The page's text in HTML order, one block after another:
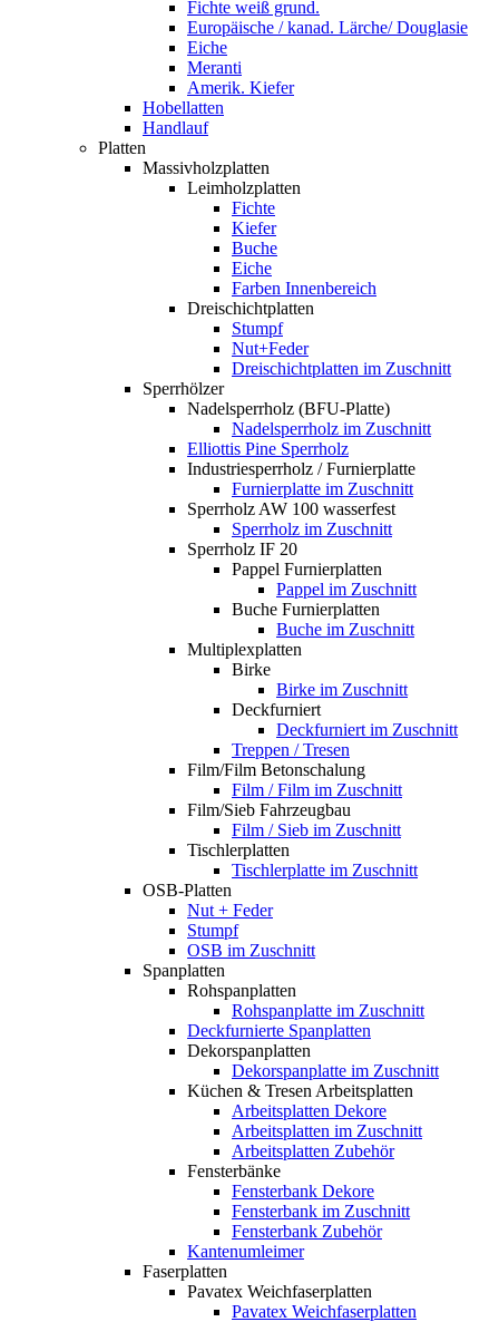
Fichte weiß grund.
Europäische / kanad. Lärche/ Douglasie
Eiche
Meranti
Amerik. Kiefer
Hobellatten
Handlauf
Platten
Massivholzplatten
Leimholzplatten
Fichte
Kiefer
Buche
Eiche
Farben Innenbereich
Dreischichtplatten
Stumpf
Nut+Feder
Dreischichtplatten im Zuschnitt
Sperrhölzer
Nadelsperrholz (BFU-Platte)
Nadelsperrholz im Zuschnitt
Elliottis Pine Sperrholz
Industriesperrholz / Furnierplatte
Furnierplatte im Zuschnitt
Sperrholz AW 100 wasserfest
Sperrholz im Zuschnitt
Sperrholz IF 20
Pappel Furnierplatten
Pappel im Zuschnitt
Buche Furnierplatten
Buche im Zuschnitt
Multiplexplatten
Birke
Birke im Zuschnitt
Deckfurniert
Deckfurniert im Zuschnitt
Treppen / Tresen
Film/Film Betonschalung
Film / Film im Zuschnitt
Film/Sieb Fahrzeugbau
Film / Sieb im Zuschnitt
Tischlerplatten
Tischlerplatte im Zuschnitt
OSB-Platten
Nut + Feder
Stumpf
OSB im Zuschnitt
Spanplatten
Rohspanplatten
Rohspanplatte im Zuschnitt
Deckfurnierte Spanplatten
Dekorspanplatten
Dekorspanplatte im Zuschnitt
Küchen & Tresen Arbeitsplatten
Arbeitsplatten Dekore
Arbeitsplatten im Zuschnitt
Arbeitsplatten Zubehör
Fensterbänke
Fensterbank Dekore
Fensterbank im Zuschnitt
Fensterbank Zubehör
Kantenumleimer
Faserplatten
Pavatex Weichfaserplatten
Pavatex Weichfaserplatten